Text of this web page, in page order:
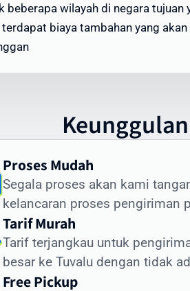
tanpa mengorbankan
Pengiriman Paket
Diandalkan
yang dapat diandalkan:
Standard (udara): 5-7 hari
Ekonomis (laut): 30-45
yang memengaruhi waktu
pemeriksaan bea cukai di
Kondisi cuaca dan faktor operasional
Ketersediaan transportasi di negara
beberapa wilayah di negara
terdapat biaya tambahan yang
Proses Mudah
Segala proses akan kami
kelancaran proses pengiriman
Tarif Murah
Tarif terjangkau untuk
besar ke Tuvalu dengan tidak
Free Pickup